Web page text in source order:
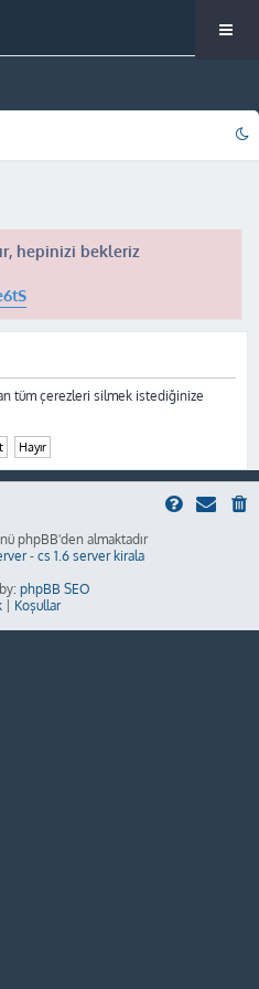
hepinizi bekleriz
tüm çerezleri silmek istediğinize
phpBB'den almaktadır
- cs 1.6 server kirala
phpBB SEO
Koşullar